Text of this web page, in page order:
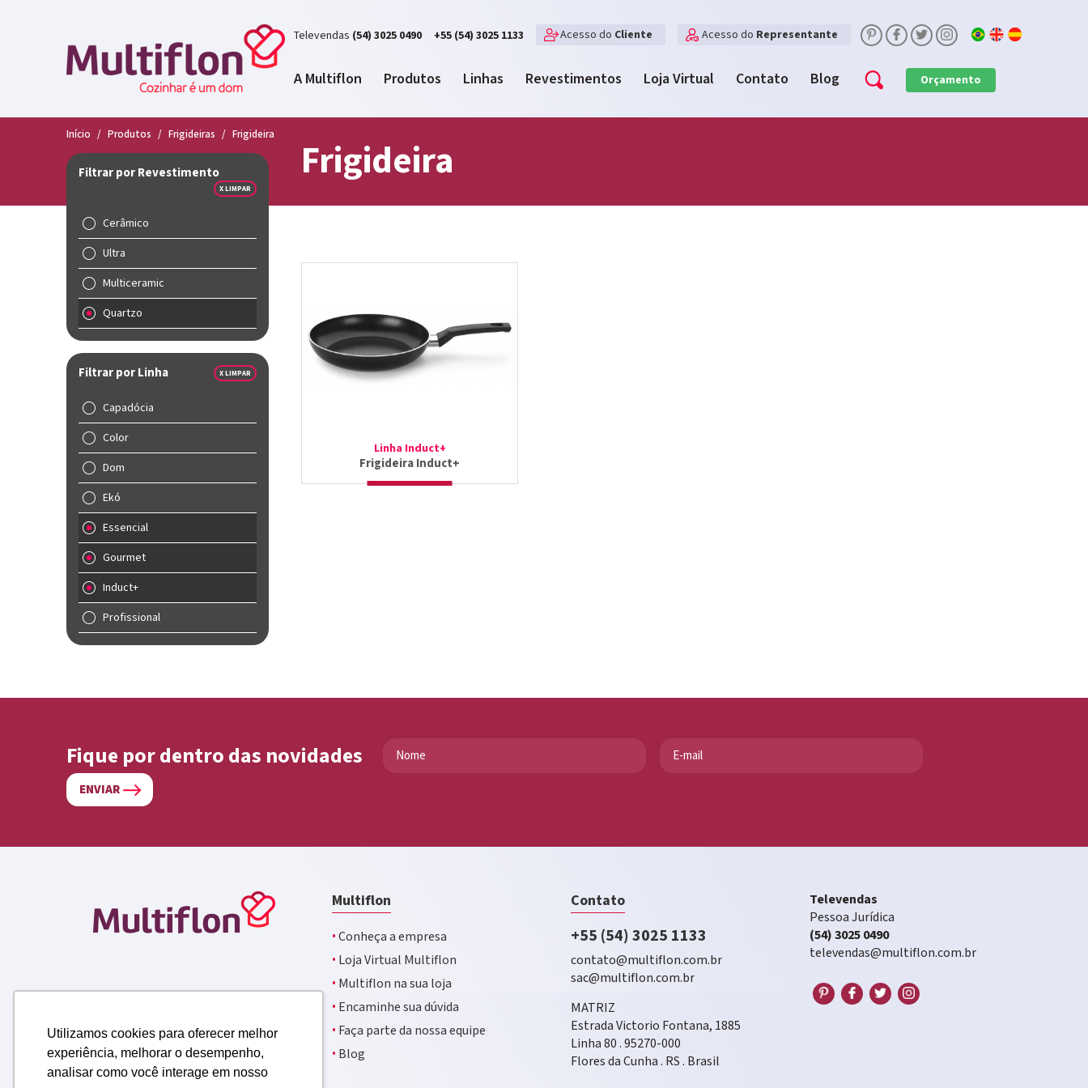
Utilizamos cookies para oferecer melhor
experiência, melhorar o desempenho,
analisar como você interage em nosso
Televendas (54) 3025 0490 +55 (54) 3025 1133 Acesso do Cliente Acesso do Representante
A Multiflon Produtos Linhas Revestimentos Loja Virtual Contato Blog Orçamento
Início / Produtos / Frigideiras / Frigideira
Frigideira
Filtrar por Revestimento
X LIMPAR
Cerâmico
Ultra
Multiceramic
Quartzo
Filtrar por Linha X LIMPAR
Capadócia
Color
Dom
Ekó
Essencial
Gourmet
Induct+
Profissional
Linha Induct+
Frigideira Induct+
Fique por dentro das novidades
ENVIAR
Multiflon
·Conheça a empresa
· Loja Virtual Multiflon
· Multiflon na sua loja
· Encaminhe sua dúvida
· Faça parte da nossa equipe
· Blog
Contato
+55 (54) 3025 1133
contato@multiflon.com.br
sac@multiflon.com.br
MATRIZ
Estrada Victorio Fontana, 1885
Linha 80 . 95270-000
Flores da Cunha . RS . Brasil
Televendas
Pessoa Jurídica
(54) 3025 0490
televendas@multiflon.com.br